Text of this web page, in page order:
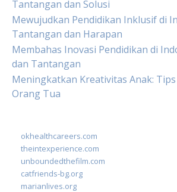
Tantangan dan Solusi
Mewujudkan Pendidikan Inklusif di
Tantangan dan Harapan
Membahas Inovasi Pendidikan di
dan Tantangan
Meningkatkan Kreativitas Anak:
Orang Tua
okhealthcareers.com
theintexperience.com
unboundedthefilm.com
catfriends-bg.org
marianlives.org